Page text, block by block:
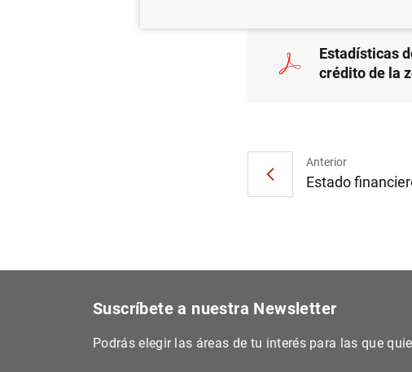
Estadísticas
crédito de la
Anterior
Estado
Suscríbete a nuestra Newsletter
Podrás elegir las áreas de tu interés para las que